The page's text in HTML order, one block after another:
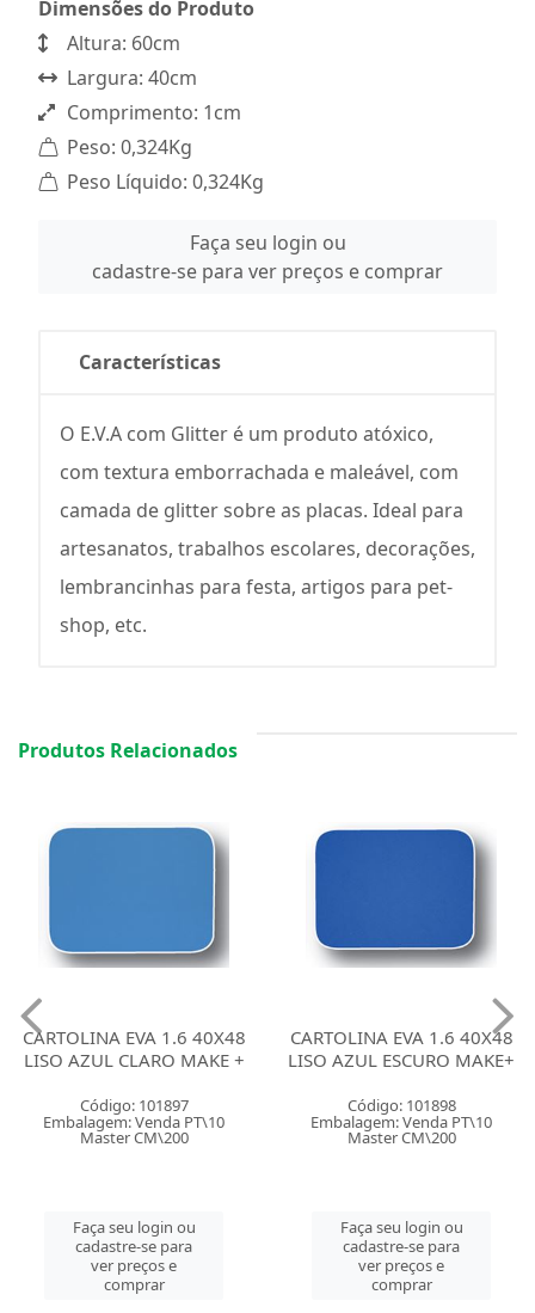
Dimensões do Produto
Altura: 60cm
Largura: 40cm
Comprimento: 1cm
Peso: 0,324Kg
Peso Líquido: 0,324Kg
Faça seu login ou
cadastre-se para ver preços e comprar
Características
O E.V.A com Glitter é um produto atóxico,
com textura emborrachada e maleável, com
camada de glitter sobre as placas. Ideal para
artesanatos, trabalhos escolares, decorações,
lembrancinhas para festa, artigos para pet-
shop, etc.
Produtos Relacionados
CARTOLINA EVA 1.6 40X48
LISO AZUL CLARO MAKE +
Código: 101897
Embalagem: Venda PT\10
Master CM\200
Faça seu login ou
cadastre-se para
ver preços e
comprar
CARTOLINA EVA 1.6 40X48
LISO AZUL ESCURO MAKE+
Código: 101898
Embalagem: Venda PT\10
Master CM\200
Faça seu login ou
cadastre-se para
ver preços e
comprar